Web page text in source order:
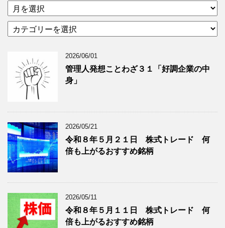
ア
ー
カ
イ
グ
記
事
を
表
示
テ
ー
ブ
ロ
グ
記
事
を
表
示
2026/06/01
管理人発想ことわざ３１「好調企業の中
身」
2026/05/21
令和８年５月２１日 株式トレード 何
倍も上がるおすすめ銘柄
2026/05/11
令和８年５月１１日 株式トレード 何
倍も上がるおすすめ銘柄